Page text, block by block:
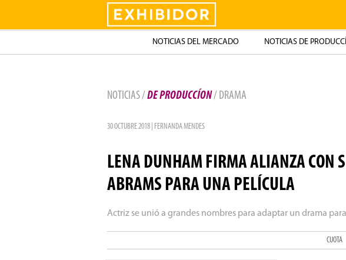
Exhibidor
NOTICIAS DEL MERCADO NOTICIAS DE
NOTICIAS / DE PRODUCCÍON/ DRAMA
30 OCTUBRE 2018 | FERNANDA MENDES
LENA DUNHAM FIRMA ALIANZA CON
ABRAMS PARA UNA PELÍCULA
Actriz se unió a grandes nombres para adaptar un drama
CUOTA